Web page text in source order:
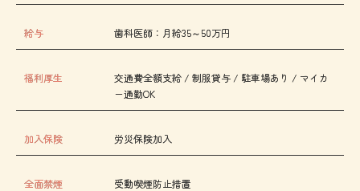
給与 歯科医師：月給35～50万円
福利厚生
交通費全額支給 / 制服貸与 / 駐車場あり / マイカ
ー通勤OK
加入保険 労災保険加入
全面禁煙 受動喫煙防止措置